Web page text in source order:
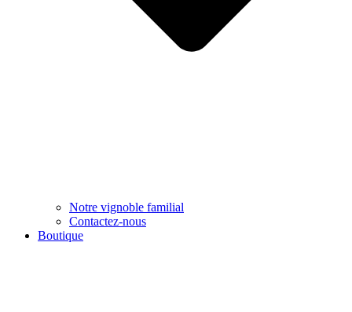
Notre vignoble familial
Contactez-nous
Boutique